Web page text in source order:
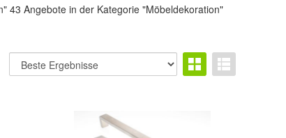
43 Angebote in der Kategorie "Möbeldekoration"